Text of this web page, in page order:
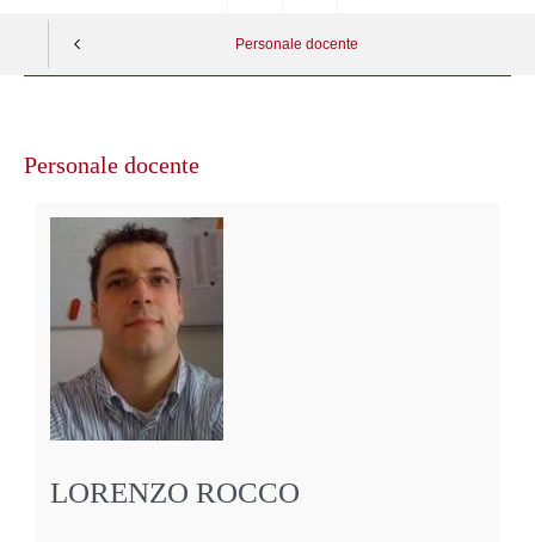
Personale docente
contenuto
Personale docente
LORENZO ROCCO